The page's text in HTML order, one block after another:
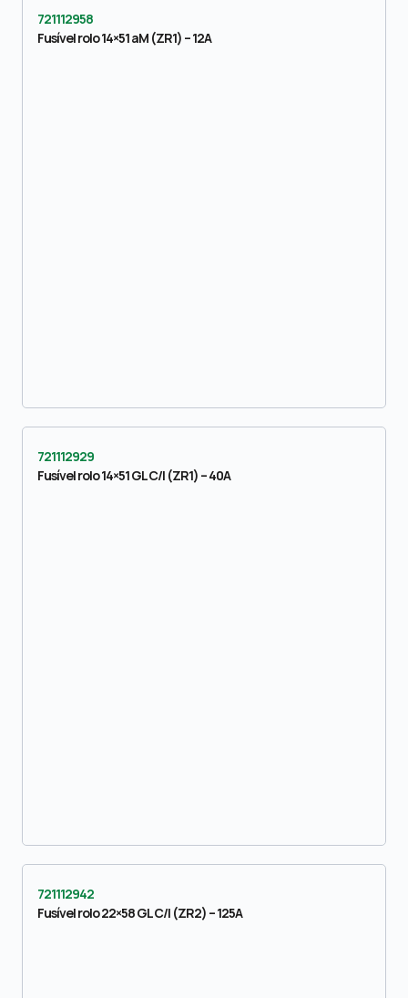
721112958
Fusível rolo 14×51 aM (ZR1) – 12A
721112929
Fusível rolo 14×51 GL C/I (ZR1) – 40A
721112942
Fusível rolo 22×58 GL C/I (ZR2) – 125A